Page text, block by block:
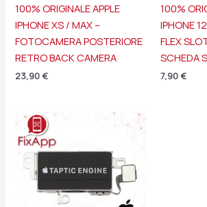
100% ORIGINALE APPLE
IPHONE XS / MAX –
FOTOCAMERA POSTERIORE
RETRO BACK CAMERA
23,90 €
100%
IPHONE
FLEX
SCHEDA
7,90 €